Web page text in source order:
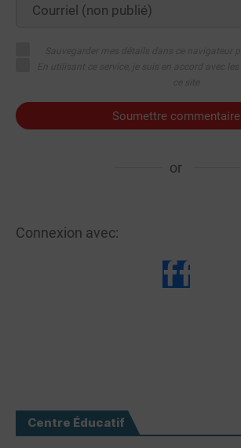
Soumettre commentaire
or
Connexion avec:
Centre Éducatif